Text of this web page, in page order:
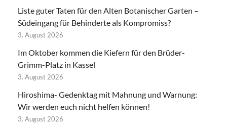
Liste guter Taten für den Alten Botanischer Garten –
Südeingang für Behinderte als Kompromiss?
3. August 2026
Im Oktober kommen die Kiefern für den Brüder-
Grimm-Platz in Kassel
3. August 2026
Hiroshima- Gedenktag mit Mahnung und Warnung:
Wir werden euch nicht helfen können!
3. August 2026